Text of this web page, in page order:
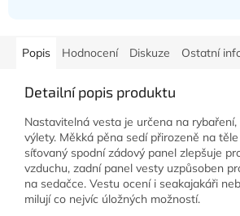
Popis Hodnocení Diskuze Ostatní
Detailní popis produktu
Nastavitelná vesta je určena na
výlety. Měkká pěna sedí přirozeně na
síťovaný spodní zádový panel zlepšuje
vzduchu, zadní panel vesty uzpůsoben
na sedačce. Vestu ocení i seakajakáři
milují co nejvíc úložných možností.